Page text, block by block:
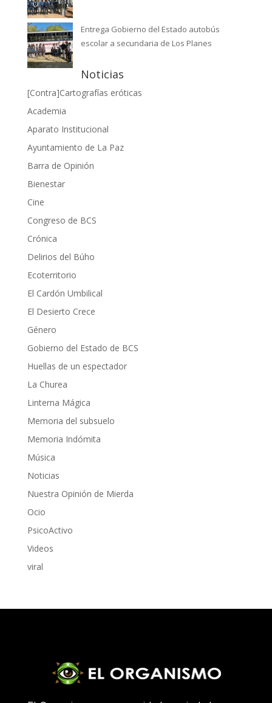
Entrega Gobierno del Estado autobús
escolar a secundaria de Los Planes
Noticias
[Contra]Cartografías eróticas
Academia
Aparato Institucional
Ayuntamiento de La Paz
Barra de Opinión
Bienestar
Cine
Congreso de BCS
Crónica
Delirios del Búho
Ecoterritorio
El Cardón Umbilical
El Desierto Crece
Género
Gobierno del Estado de BCS
Huellas de un espectador
La Churea
Linterna Mágica
Memoria del subsuelo
Memoria Indómita
Música
Noticias
Nuestra Opinión de Mierda
Ocio
PsicoActivo
Videos
viral